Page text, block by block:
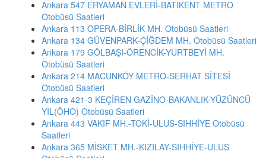
Ankara 547 ERYAMAN EVLERİ-BATIKENT METRO
Otobüsü Saatleri
Ankara 113 OPERA-BİRLİK MH. Otobüsü Saatleri
Ankara 134 GÜVENPARK-ÇİĞDEM MH. Otobüsü Saatleri
Ankara 179 GÖLBAŞI-ÖRENCİK-YURTBEYİ MH.
Otobüsü Saatleri
Ankara 214 MACUNKÖY METRO-SERHAT SİTESİ
Otobüsü Saatleri
Ankara 421-3 KEÇİREN GAZİNO-BAKANLIK-YÜZÜNCÜ
YIL(ÖHO) Otobüsü Saatleri
Ankara 443 VAKIF MH.-TOKİ-ULUS-SIHHİYE Otobüsü
Saatleri
Ankara 365 MİSKET MH.-KIZILAY-SIHHİYE-ULUS